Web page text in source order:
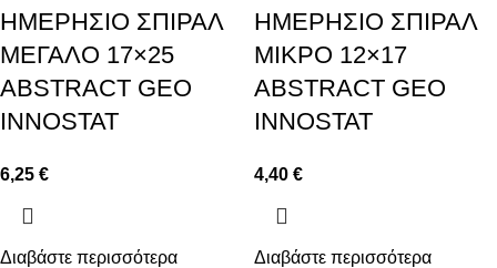
ΗΜΕΡΗΣΙΟ ΣΠΙΡΑΛ
ΜΕΓΑΛΟ 17×25
ABSTRACT GEO
INNOSTAT
6,25 €
Διαβάστε περισσότερα
ΗΜΕΡΗΣΙΟ ΣΠΙΡΑΛ
ΜΙΚΡΟ 12×17
ABSTRACT GEO
INNOSTAT
4,40 €
Διαβάστε περισσότερα